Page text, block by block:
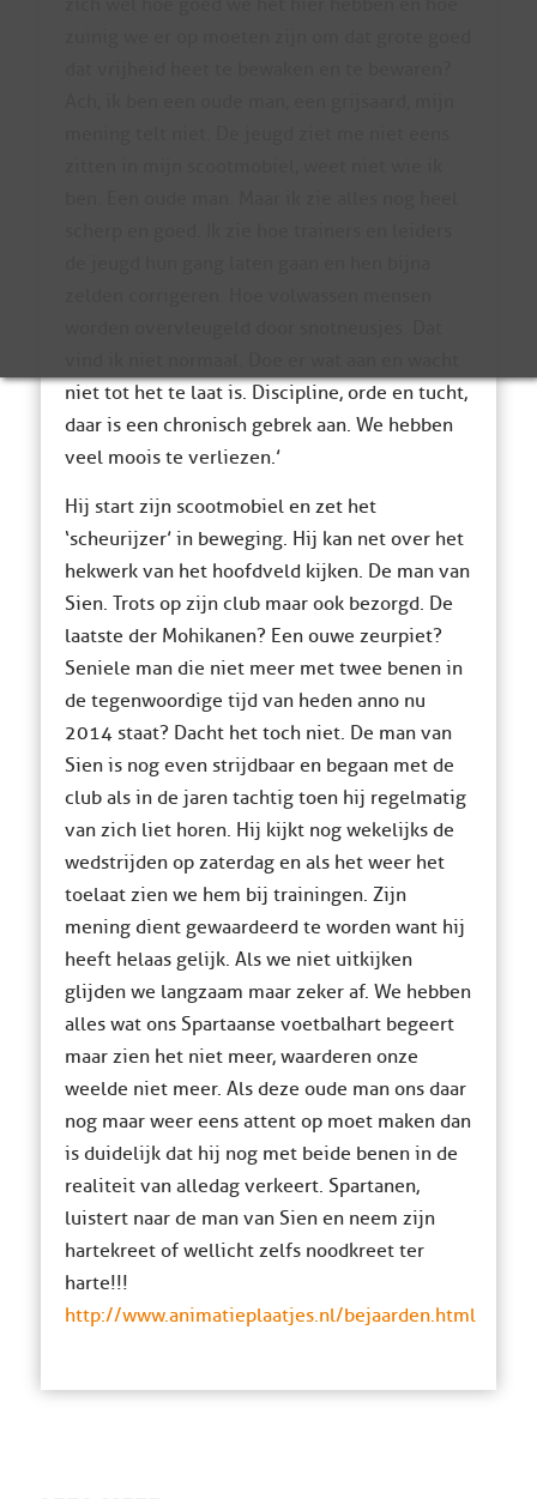
niet tot het te laat is. Discipline, orde en tucht,
daar is een chronisch gebrek aan. We hebben
veel moois te verliezen.’
Hij start zijn scootmobiel en zet het
‘scheurijzer’ in beweging. Hij kan net over het
hekwerk van het hoofdveld kijken. De man van
Sien. Trots op zijn club maar ook bezorgd. De
laatste der Mohikanen? Een ouwe zeurpiet?
Seniele man die niet meer met twee benen in
de tegenwoordige tijd van heden anno nu
2014 staat? Dacht het toch niet. De man van
Sien is nog even strijdbaar en begaan met de
club als in de jaren tachtig toen hij regelmatig
van zich liet horen. Hij kijkt nog wekelijks de
wedstrijden op zaterdag en als het weer het
toelaat zien we hem bij trainingen. Zijn
mening dient gewaardeerd te worden want hij
heeft helaas gelijk. Als we niet uitkijken
glijden we langzaam maar zeker af. We hebben
alles wat ons Spartaanse voetbalhart begeert
maar zien het niet meer, waarderen onze
weelde niet meer. Als deze oude man ons daar
nog maar weer eens attent op moet maken dan
is duidelijk dat hij nog met beide benen in de
realiteit van alledag verkeert. Spartanen,
luistert naar de man van Sien en neem zijn
hartekreet of wellicht zelfs noodkreet ter
harte!!!
http://www.animatieplaatjes.nl/bejaarden.html